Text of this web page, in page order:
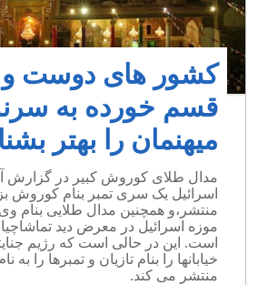
کشور های دوست و
قسم خورده به
میهنمان را بهتر
مدال طلای کوروش کبیر در گزارش
اسرائیل یک سری تمبر بنام کوروش
منتشر،و همچنین مدال طلایی بنام
موزه اسرائیل در معرض دید
است. این در حالی است که رژیم
خیابانها را بنام تازیان و تمبرها را به
منتشر می کند.